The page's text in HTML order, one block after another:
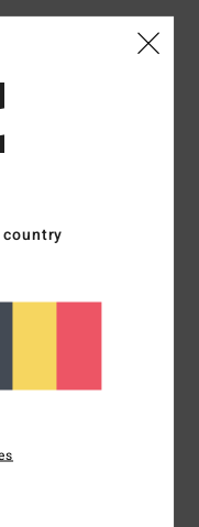
avec un mélange
Foam en partie
et de chutes
inégalée et un
de flexibilité
back zip